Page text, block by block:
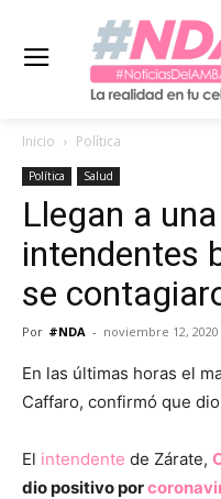
Inicio Política
Política Salud
Llegan a
intendentes
se
Por #NDA - noviembre 12, 2020
En las últimas horas el
Caffaro, confirmó que
El intendente de Zárate,
dio positivo por